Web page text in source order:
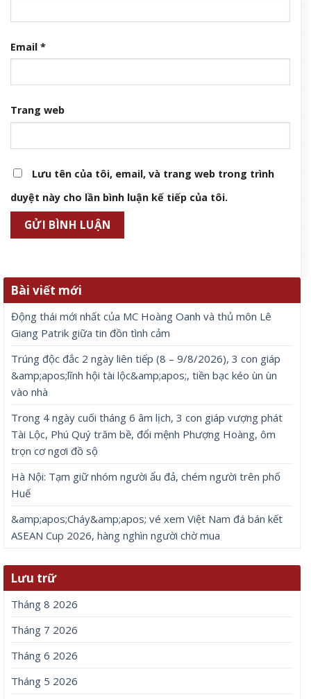
Email *
Trang web
Lưu tên của tôi, email, và trang web trong trình
duyệt này cho lần bình luận kế tiếp của tôi.
Bài viết mới
Động thái mới nhất của MC Hoàng Oanh và thủ môn Lê
Giang Patrik giữa tin đồn tình cảm
Trúng độc đắc 2 ngày liên tiếp (8 – 9/8/2026), 3 con giáp
&amp;apos;lĩnh hội tài lộc&amp;apos;, tiền bạc kéo ùn ùn
vào nhà
Trong 4 ngày cuối tháng 6 âm lịch, 3 con giáp vượng phát
Tài Lộc, Phú Quý trăm bề, đổi mệnh Phượng Hoàng, ôm
trọn cơ ngơi đồ sộ
Hà Nội: Tạm giữ nhóm người ẩu đả, chém người trên phố
Huế
&amp;apos;Cháy&amp;apos; vé xem Việt Nam đá bán kết
ASEAN Cup 2026, hàng nghìn người chờ mua
Lưu trữ
Tháng 8 2026
Tháng 7 2026
Tháng 6 2026
Tháng 5 2026